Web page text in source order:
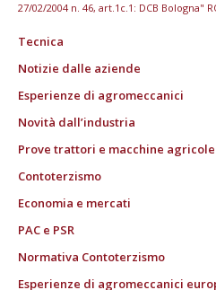
27/02/2004 n. 46, art.1c.1: DCB Bologna"
Tecnica
Notizie dalle aziende
Esperienze di agromeccanici
Novità dall’industria
Prove trattori e macchine agricole
Contoterzismo
Economia e mercati
PAC e PSR
Normativa Contoterzismo
Esperienze di agromeccanici